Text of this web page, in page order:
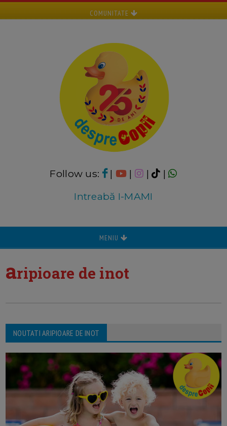
COMUNITATE
Follow us: | | |
|
Intreabă I-MAMI
MENIU
aripioare de inot
NOUTATI ARIPIOARE DE INOT